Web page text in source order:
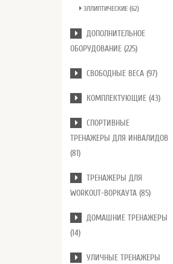
ЭЛЛИПТИЧЕСКИЕ (62)
ДОПОЛНИТЕЛЬНОЕ
ОБОРУДОВАНИЕ (225)
СВОБОДНЫЕ ВЕСА (97)
КОМПЛЕКТУЮЩИЕ (43)
СПОРТИВНЫЕ
ТРЕНАЖЕРЫ ДЛЯ ИНВАЛИДОВ
(81)
ТРЕНАЖЕРЫ ДЛЯ
WORKOUT-ВОРКАУТА (85)
ДОМАШНИЕ ТРЕНАЖЕРЫ
(14)
УЛИЧНЫЕ ТРЕНАЖЕРЫ